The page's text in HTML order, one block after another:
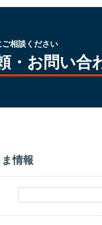
相談ください
・お問い合